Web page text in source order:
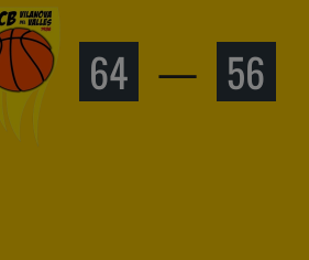
64 — 56